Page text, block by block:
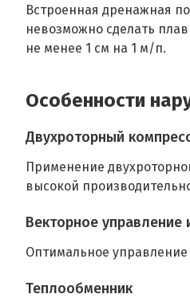
Встроенная дренажная
невозможно сделать
не менее 1 см на 1 м/п.
Особенности
Двухроторный
Применение
высокой
Векторное управление
Оптимальное
Теплообменник